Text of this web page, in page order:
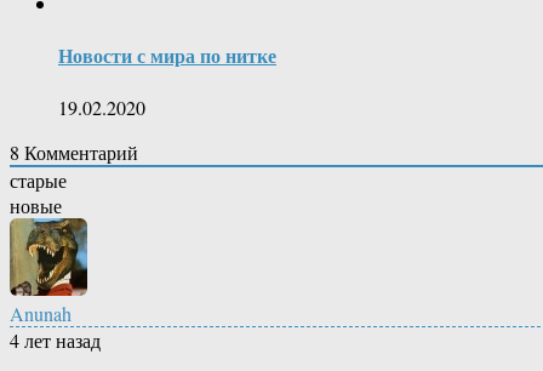
Новости с мира по нитке
19.02.2020
8 Комментарий
старые
новые
Anunah
4 лет назад